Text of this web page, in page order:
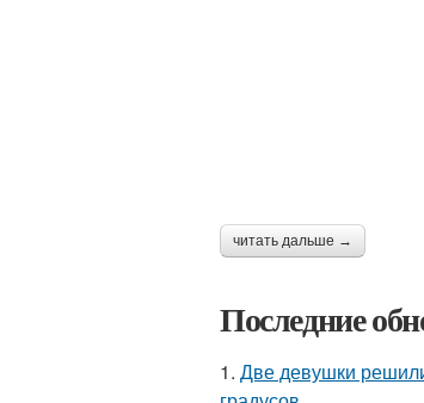
читать дальше →
Последние
1. Две девушки